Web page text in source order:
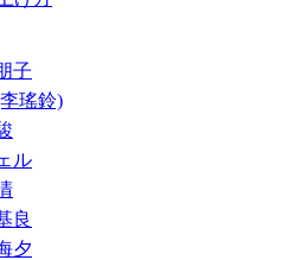
子
瑤鈴)
ル
良
夕